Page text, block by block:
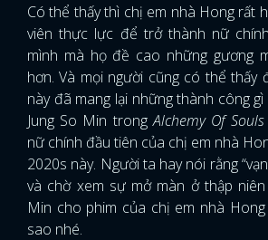
Có thể thấy thì chị em nhà Hong rất
viên thực lực để trở thành nữ
mình mà họ đề cao những gương
hơn. Và mọi người cũng có thể thấy
này đã mang lại những thành công
Jung So Min trongAlchemy Of Souls
nữ chính đầu tiên của chị em nhà
2020s này. Người ta hay nói rằng
và chờ xem sự mở màn ở thập niên
Min cho phim của chị em nhà
sao nhé.